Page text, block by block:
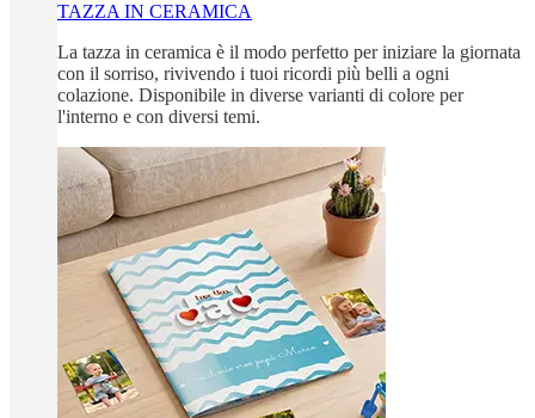
TAZZA IN CERAMICA
La tazza in ceramica è il modo perfetto per iniziare la giornata
con il sorriso, rivivendo i tuoi ricordi più belli a ogni
colazione. Disponibile in diverse varianti di colore per
l'interno e con diversi temi.